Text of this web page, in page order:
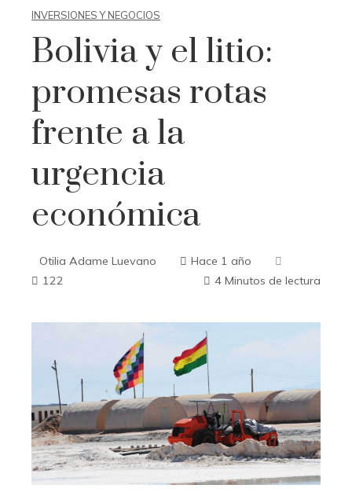
INVERSIONES Y NEGOCIOS
Bolivia y el litio:
promesas rotas
frente a la
urgencia
económica
Otilia Adame Luevano
Hace 1 año
122
4 Minutos de lectura